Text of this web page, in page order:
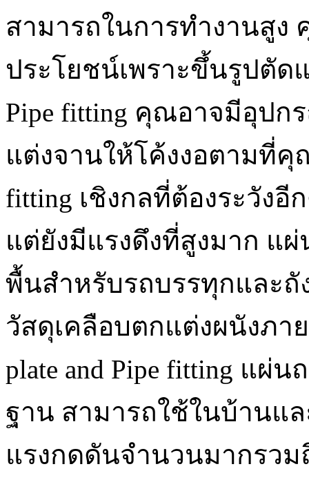
สามารถในการทำงานสูง
ประโยชน์เพราะขึ้นรูปตัดแ
Pipe fitting คุณอาจมีอุปก
แต่งจานให้โค้งงอตามที่คุณ
fitting เชิงกลที่ต้องระวัง
แต่ยังมีแรงดึงที่สูงมาก แ
พื้นสำหรับรถบรรทุกและ
วัสดุเคลือบตกแต่งผนังภา
plate and Pipe fitting แผ่
ฐาน สามารถใช้ในบ้านแ
แรงกดดันจำนวนมากรว